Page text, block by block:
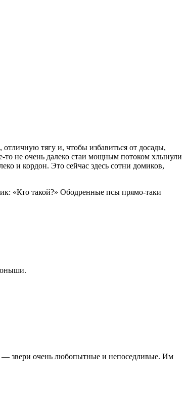
тягу и, чтобы избавиться от досады,
то не очень далеко стаи мощным потоком хлынули
и кордон. Это сейчас здесь сотни домиков,
«Кто такой?» Ободренные псы прямо-таки
— звери очень любопытные и непоседливые. Им